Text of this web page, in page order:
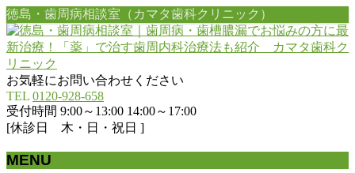
徳島・歯周病相談室（カマタ歯科クリニック）
お気軽にお問い合わせください
TEL 0120-928-658
受付時間 9:00～13:00 14:00～17:00
[休診日 木・日・祝日 ]
MENU